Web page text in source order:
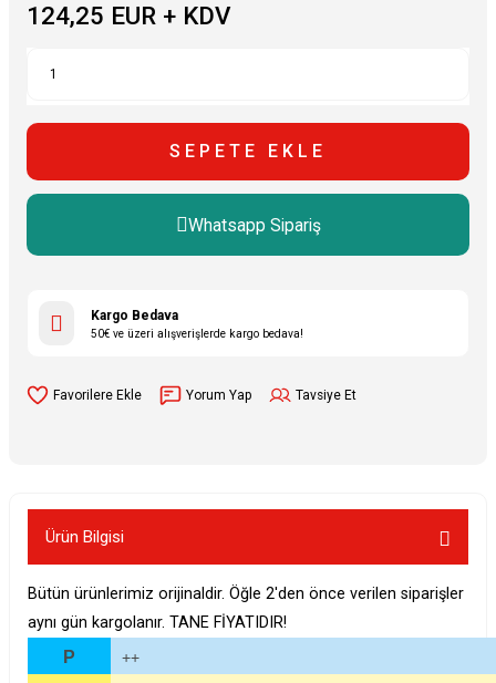
124,25 EUR + KDV
SEPETE EKLE
Whatsapp Sipariş
Kargo Bedava
50€ ve üzeri alışverişlerde kargo bedava!
Yorum Yap Tavsiye Et
Ürün Bilgisi
Bütün ürünlerimiz orijinaldir. Öğle 2'den önce verilen siparişler
aynı gün kargolanır. TANE FİYATIDIR!
P
++